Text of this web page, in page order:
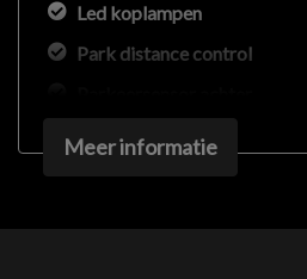
Led koplampen
Park distance control
Parkeersensor voor
Parkeersensor voor en achter
Meer informatie